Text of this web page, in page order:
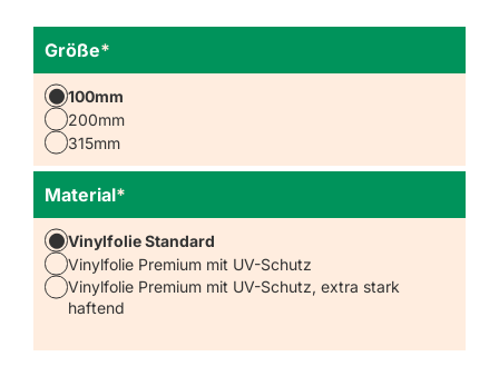
*
Größe
100mm
200mm
315mm
*
Material
Vinylfolie Standard
Vinylfolie Premium mit UV-Schutz
Vinylfolie Premium mit UV-Schutz, extra stark
haftend